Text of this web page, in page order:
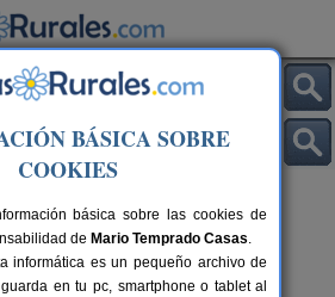
de Torredembarra
BÁSICA SOBRE
COOKIES
básica sobre las cookies de
de Mario Temprado Casas.
informática es un pequeño archivo de
en tu pc, smartphone o tablet al